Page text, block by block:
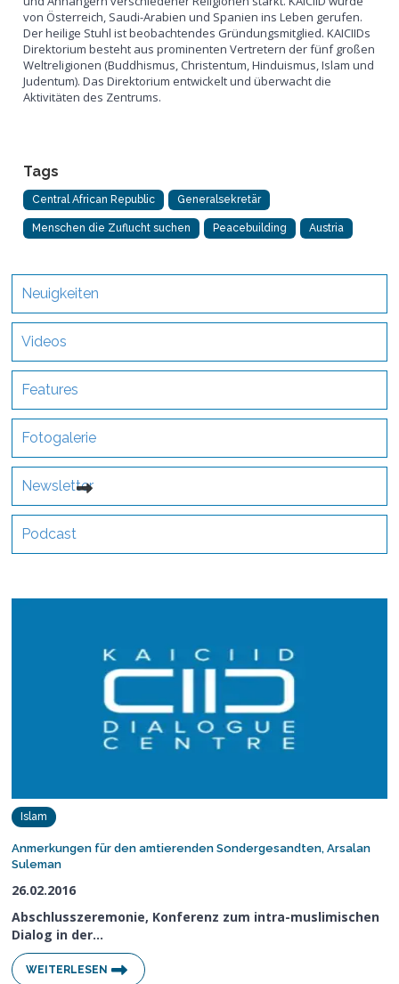
von Österreich, Saudi-Arabien und Spanien ins Leben gerufen.
Der heilige Stuhl ist beobachtendes Gründungsmitglied. KAICIIDs
Direktorium besteht aus prominenten Vertretern der fünf großen
Weltreligionen (Buddhismus, Christentum, Hinduismus, Islam und
Judentum). Das Direktorium entwickelt und überwacht die
Aktivitäten des Zentrums.
Tags
Central African Republic Generalsekretär
Menschen die Zuflucht suchen Peacebuilding Austria
Neuigkeiten
Videos
Features
Fotogalerie
Newsletter
Podcast
Islam
Anmerkungen für den amtierenden Sondergesandten, Arsalan
Suleman
26.02.2016
Abschlusszeremonie, Konferenz zum intra-muslimischen
Dialog in der…
WEITERLESEN